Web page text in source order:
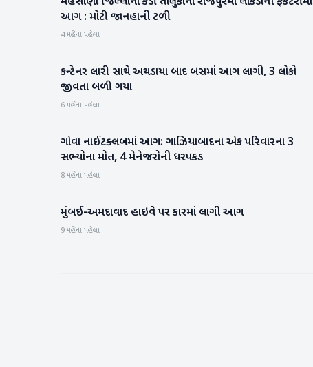
આગ : મોટી જાનહાની ટળી
4 મહિના પહેલા
રાષ્ટ્રીય
કન્ટેનર લારી સાથે અથડાયા બાદ બસમાં આગ લાગી, 3 લોકો
જીવતા બળી ગયા
6 મહિના પહેલા
રાષ્ટ્રીય
ગોવા નાઈટક્લબમાં આગ: ગાઝિયાબાદના એક પરિવારના 3
સભ્યોના મોત, 4 મેનેજરોની ધરપકડ
8 મહિના પહેલા
રાષ્ટ્રીય
મુંબઈ-અમદાવાદ હાઇવે પર કારમાં લાગી આગ
9 મહિના પહેલા